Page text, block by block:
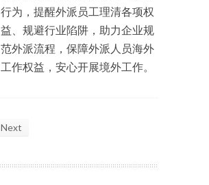
行为，提醒外派员工理清各项权
益、规避行业陷阱，助力企业规
范外派流程，保障外派人员海外
工作权益，安心开展境外工作。
Next